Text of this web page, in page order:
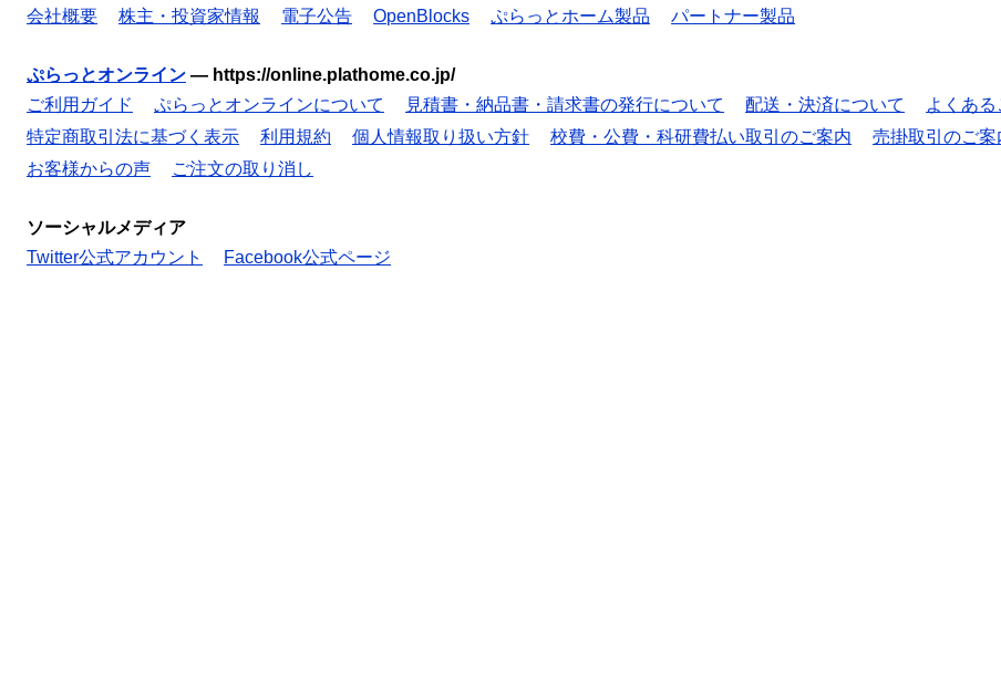
会社概要
株主・投資家情報 電子公告 OpenBlocks ぷらっとホーム製品 パートナー製品
ぷらっとオンライン — https://online.plathome.co.jp/
ご利用ガイド
ぷらっとオンラインについて 見積書・納品書・請求書の発行について 配送・決済について
よくある
特定商取引法に基づく表示
利用規約 個人情報取り扱い方針 校費・公費・科研費払い取引のご案内 売掛取引のご案
お客様からの声
ご注文の取り消し
ソーシャルメディア
Twitter公式アカウント
Facebook公式ページ